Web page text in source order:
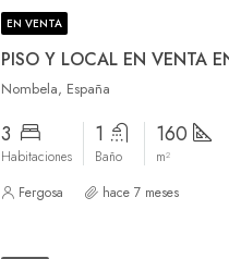
EN VENTA
Nombela, España
3
Habitaciones
1
Baño
160
m²
Fergosa
hace 7 meses